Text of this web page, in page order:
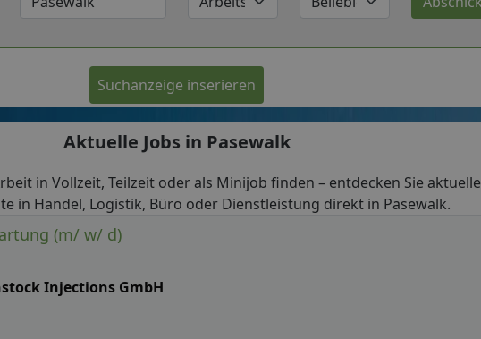
Suchanzeige inserieren
Aktuelle Jobs in Pasewalk
in Vollzeit, Teilzeit oder als Minijob finden – entdecken Sie aktuelle
in Handel, Logistik, Büro oder Dienstleistung direkt in Pasewalk.
(m/ w/ d)
Injections GmbH